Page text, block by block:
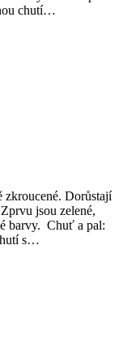
chutí…
zkroucené. Dorůstají
jsou zelené,
barvy. Chuť a pal:
s…